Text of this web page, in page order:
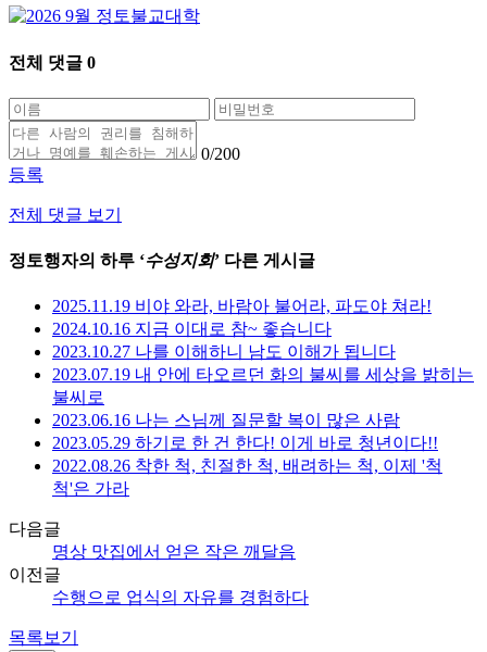
전체 댓글 0
0/200
등록
전체 댓글 보기
정토행자의 하루 ‘수성지회’ 다른 게시글
2025.11.19 비야 와라, 바람아 불어라, 파도야 쳐라!
2024.10.16 지금 이대로 참~ 좋습니다
2023.10.27 나를 이해하니 남도 이해가 됩니다
2023.07.19 내 안에 타오르던 화의 불씨를 세상을 밝히는
불씨로
2023.06.16 나는 스님께 질문할 복이 많은 사람
2023.05.29 하기로 한 건 한다! 이게 바로 청년이다!!
2022.08.26 착한 척, 친절한 척, 배려하는 척, 이제 '척
척'은 가라
다음글
명상 맛집에서 얻은 작은 깨달음
이전글
수행으로 업식의 자유를 경험하다
목록보기